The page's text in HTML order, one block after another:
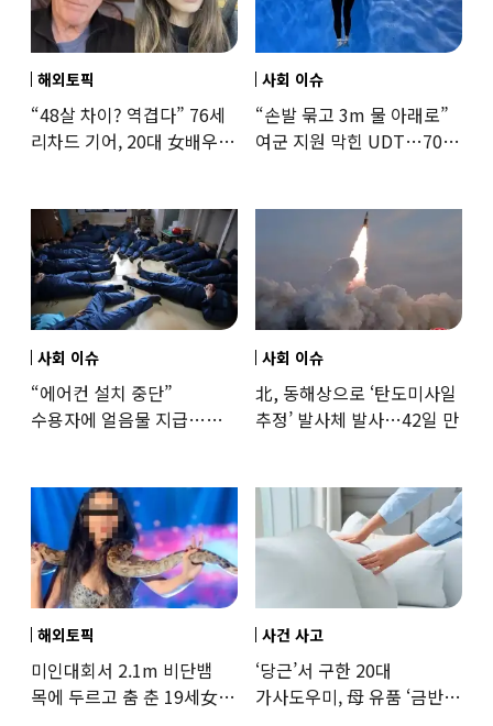
해외토픽
“48살 차이? 역겹다” 76세
리차드 기어, 20대 女배우와
사회 이슈
“손발 묶고 3m 물 아래로”
여군 지원 막힌 UDT…707
사회 이슈
“에어컨 설치 중단”
수용자에 얼음물 지급…
사회 이슈
北, 동해상으로 ‘탄도미사일
추정’ 발사체 발사…42일 만
해외토픽
미인대회서 2.1m 비단뱀
목에 두르고 춤 춘 19세女
사건 사고
‘당근’서 구한 20대
가사도우미, 母 유품 ‘금반지